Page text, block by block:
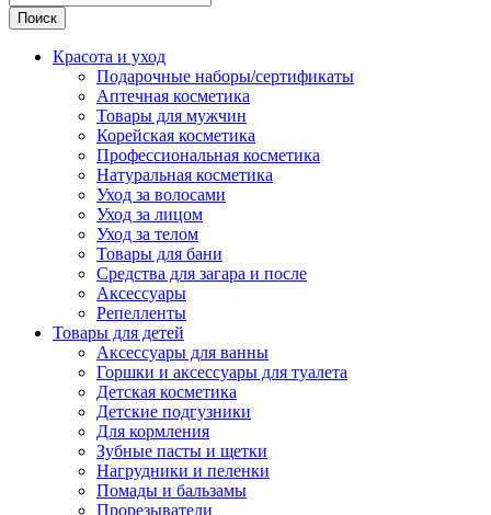
Поиск
Красота и уход
Подарочные наборы/сертификаты
Аптечная косметика
Товары для мужчин
Корейская косметика
Профессиональная косметика
Натуральная косметика
Уход за волосами
Уход за лицом
Уход за телом
Товары для бани
Средства для загара и после
Аксессуары
Репелленты
Товары для детей
Аксессуары для ванны
Горшки и аксессуары для туалета
Детская косметика
Детские подгузники
Для кормления
Зубные пасты и щетки
Нагрудники и пеленки
Помады и бальзамы
Прорезыватели